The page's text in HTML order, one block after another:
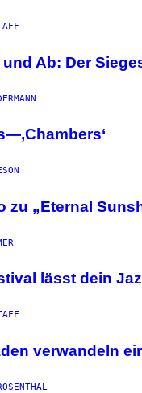
Ab: Der
zu „Eternal
lässt dein
verwandeln